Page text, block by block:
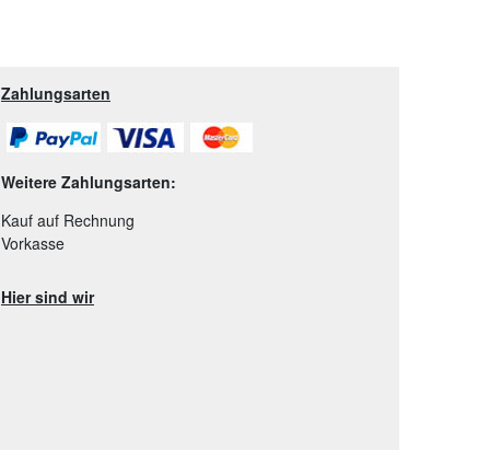
Zahlungsarten
Weitere Zahlungsarten:
Kauf auf Rechnung
Vorkasse
Hier sind wir